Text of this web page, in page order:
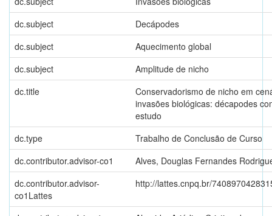
dc.subject
Decápodes
dc.subject
Aquecimento global
dc.subject
Amplitude de nicho
dc.title
Conservadorismo de nicho em
invasões biológicas: décapodes
estudo
dc.type
Trabalho de Conclusão de Curso
dc.contributor.advisor-co1
Alves, Douglas Fernandes
dc.contributor.advisor-
co1Lattes
http://lattes.cnpq.br/